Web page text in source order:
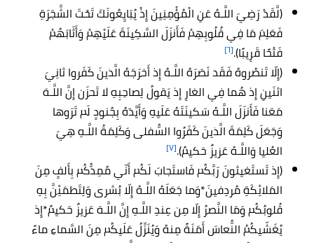
(لَّقَدْ رَضِيَ اللَّـهُ عَنِ الْمُؤْمِنِينَ إِذْ يُبَايِعُونَكَ تَحْتَ الشَّجَرَةِ
فَعَلِمَ مَا فِي قُلُوبِهِمْ فَأَنزَلَ السَّكِينَةَ عَلَيْهِمْ وَأَثَابَهُمْ
فَتْحًا قَرِيبًا).[٦]
(إِلّا تَنصُروهُ فَقَد نَصَرَهُ اللَّـهُ إِذ أَخرَجَهُ الَّذينَ كَفَروا ثانِيَ
اثنَينِ إِذ هُما فِي الغارِ إِذ يَقولُ لِصاحِبِهِ لا تَحزَن إِنَّ اللَّـهَ
مَعَنا فَأَنزَلَ اللَّـهُ سَكينَتَهُ عَلَيهِ وَأَيَّدَهُ بِجُنودٍ لَم تَرَوها
وَجَعَلَ كَلِمَةَ الَّذينَ كَفَرُوا السُّفلى وَكَلِمَةُ اللَّـهِ هِيَ
العُليا وَاللَّـهُ عَزيزٌ حَكيمٌ).[٧]
(إِذ تَستَغيثونَ رَبَّكُم فَاستَجابَ لَكُم أَنّي مُمِدُّكُم بِأَلفٍ مِنَ
المَلائِكَةِ مُردِفينَ*وَما جَعَلَهُ اللَّـهُ إِلّا بُشرى وَلِتَطمَئِنَّ بِهِ
قُلوبُكُم وَمَا النَّصرُ إِلّا مِن عِندِ اللَّـهِ إِنَّ اللَّـهَ عَزيزٌ حَكيمٌ*إِذ
يُغَشّيكُمُ النُّعاسَ أَمَنَةً مِنهُ وَيُنَزِّلُ عَلَيكُم مِنَ السَّماءِ ماءً